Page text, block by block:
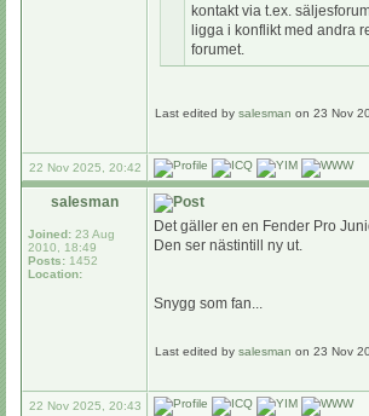
kontakt via t.ex.
ligga i konflikt med andra
forumet.
Last edited by salesman on 23 Nov
22 Nov 2025, 20:42
salesman
Joined: 23 Aug
2010, 18:49
Posts: 1452
Location:
Det gäller en en Fender Pro
Den ser nästintill ny ut.
Snygg som fan...
Last edited by salesman on 23 Nov
22 Nov 2025, 20:43